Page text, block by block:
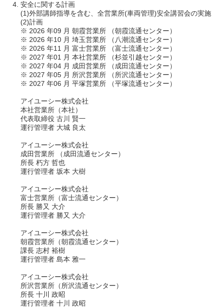
安全に関する計画
(1)外部講師指導を含む、全営業所(車両管理)安全講習会の実施
(2)計画
※ 2026 年09 月 朝霞営業所 （朝霞流通センター）
※ 2026 年10 月 埼玉営業所 （八潮流通センター）
※ 2026 年11 月 富士営業所 （富士流通センター）
※ 2027 年01 月 本社営業所 （杉並引越センター）
※ 2027 年04 月 成田営業所 （成田流通センター）
※ 2027 年05 月 所沢営業所 （所沢流通センター）
※ 2027 年06 月 平塚営業所 （平塚流通センター）
アイユーシー株式会社
本社営業所（本社）
代表取締役 古川 賢一
運行管理者 大城 良太
アイユーシー株式会社
成田営業所 （成田流通センター）
所長 朽方 哲也
運行管理者 坂本 大樹
アイユーシー株式会社
富士営業所（富士流通センター）
所長 勝又 大介
運行管理者 勝又 大介
アイユーシー株式会社
朝霞営業所（朝霞流通センター）
課長 志村 裕樹
運行管理者 島本 雅一
アイユーシー株式会社
所沢営業所（所沢流通センター）
所長 十川 政昭
運行管理者 十川 政昭